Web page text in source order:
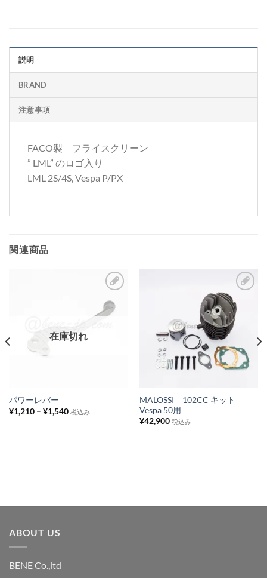
説明
BRAND
注意事項
FACO製 フライスクリーン
” LML” のロゴ入り
LML 2S/4S, Vespa P/PX
関連商品
お
気
在庫切れ
パワーレバー
¥1,210– ¥1,540 税込み
お
気
に
入
り
ス
MALOSSI 102CC キット
Vespa 50用
¥42,900 税込み
ABOUT US
BENE Co.,ltd